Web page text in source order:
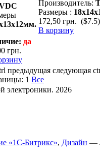
да
грн.
Производитель:
Размеры :
172,50 грн. ($7.5)
В корзину
предыдущая следующая
1 Все
электроники. 2026
«1С-Битрикс», Дизайн —